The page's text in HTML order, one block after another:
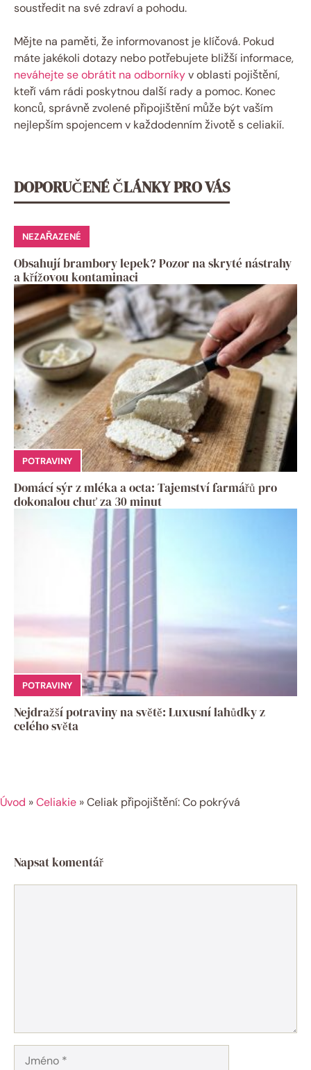
soustředit na své​ zdraví a pohodu.
Mějte na paměti, že informovanost je klíčová. Pokud
máte jakékoli‍ dotazy nebo potřebujete bližší informace,
neváhejte se ​obrátit na odborníkyv oblasti pojištění,
kteří vám rádi poskytnou další rady a⁣ pomoc. Konec
konců, správně zvolené připojištění může být vaším
⁣nejlepším spojencem v každodenním životě s celiakií.
DOPORUČENÉ ČLÁNKY PRO VÁS
NEZAŘAZENÉ
Obsahují brambory lepek? Pozor na skryté nástrahy
a křížovou kontaminaci
POTRAVINY
Domácí sýr z mléka a octa: Tajemství farmářů pro
dokonalou chuť za 30 minut
POTRAVINY
Nejdražší potraviny na světě: Luxusní lahůdky z
celého světa
Úvod »Celiakie »Celiak připojištění: Co pokrývá
Napsat komentář
Jméno